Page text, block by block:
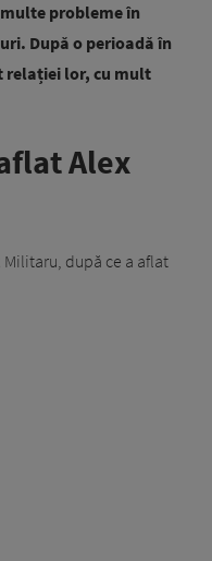
probleme în
După o perioadă în
relației lor, cu mult
Alex
după ce a aflat